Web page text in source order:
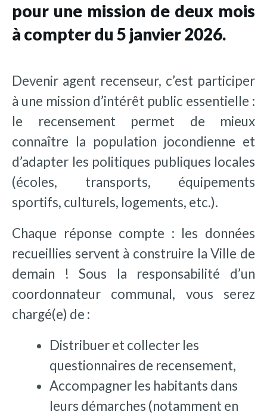
pour une mission de deux mois
à compter du 5 janvier 2026.
Devenir agent recenseur, c’est participer
à une mission d’intérêt public essentielle :
le recensement permet de mieux
connaître la population jocondienne et
d’adapter les politiques publiques locales
(écoles, transports, équipements
sportifs, culturels, logements, etc.).
Chaque réponse compte : les données
recueillies servent à construire la Ville de
demain ! Sous la responsabilité d’un
coordonnateur communal, vous serez
chargé(e) de :
Distribuer et collecter les
questionnaires de recensement,
Accompagner les habitants dans
leurs démarches (notamment en